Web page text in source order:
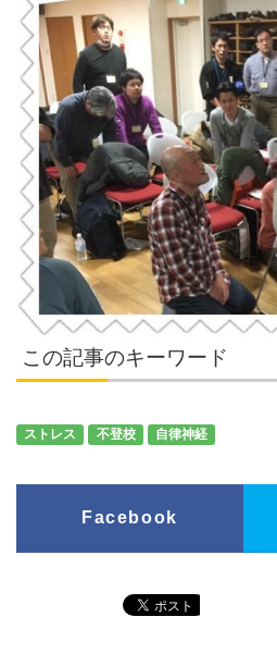
この記事のキーワード
ストレス 不登校 自律神経
Facebook